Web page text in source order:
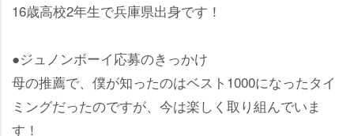
16歳高校2年生で兵庫県出身です！
●ジュノンボーイ応募のきっかけ
母の推薦で、僕が知ったのはベスト1000になったタイ
ミングだったのですが、今は楽しく取り組んでいま
す！